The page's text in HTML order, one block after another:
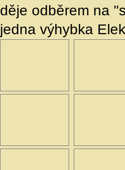
děje odběrem na
jedna výhybka